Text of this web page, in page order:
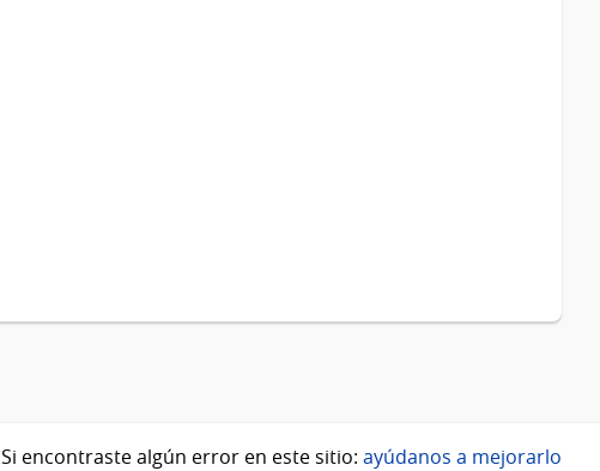
Si encontraste algún error en este sitio: ayúdanos a mejorarlo